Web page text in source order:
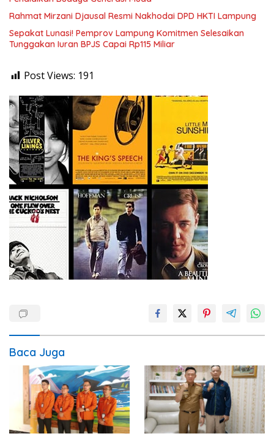
Rahmat Mirzani Djausal Resmi Nakhodai DPD HKTI Lampung
Sepakat Lunasi! Pemprov Lampung Komitmen Selesaikan
Tunggakan Iuran BPJS Capai Rp115 Miliar
Post Views: 191
Baca Juga